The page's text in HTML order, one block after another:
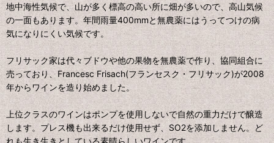
地中海性気候で、山が多く標高の高い所に畑が多いので、高山気候
の一面もあります。年間雨量400mmと無農薬にはうってつけの病
気になりにくい気候です。
フリサック家は代々ブドウや他の果物を無農薬で作り、協同組合に
売っており、Francesc Frisach(フランセスク・フリサック)が2008
年からワインを造り始めました。
上位クラスのワインはポンプを使用しないで自然の重力だけで醸造
します。プレス機も出来るだけ使用せず、SO2を添加しません。ど